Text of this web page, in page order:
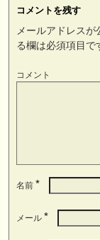
コメントを残す
メールアドレスが
る欄は必須項目で
コメント
名前*
メール*